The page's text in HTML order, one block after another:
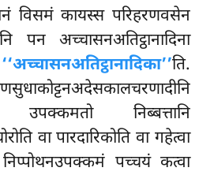
विसमं कायस्स परिहरणवसेन
पन अच्चासनअतिट्ठानादिना
‘‘अच्चासनअतिट्ठानादिका’’ति.
निब्बत्तानि
वा पारदारिकोति वा गहेत्वा
पच्चयं कत्वा